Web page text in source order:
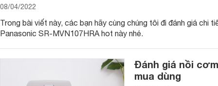
08/04/2022
Trong bài viết này, các bạn hãy cùng chúng tôi đi đánh giá chi
Panasonic SR-MVN107HRA hot này nhé.
Đánh giá nồi
mua dùng